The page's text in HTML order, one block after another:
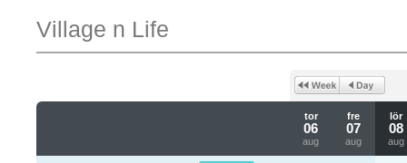
Village n Life
tor
06
aug
fre
07
aug
lör
08
aug